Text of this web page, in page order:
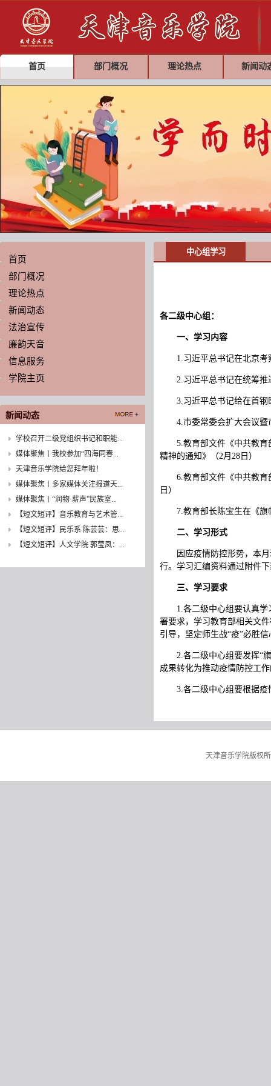
首页 部门概况 理论热点 新闻动
首页
部门概况
理论热点
新闻动态
法治宣传
廉韵天音
信息服务
学院主页
新闻动态
学校召开二级党组织书记和职能...
媒体聚焦丨我校参加“四海同春...
天津音乐学院给您拜年啦！
媒体聚焦丨多家媒体关注报道天...
媒体聚焦丨“润物·薪声”民族室...
【短文短评】音乐教育与艺术管...
【短文短评】民乐系 陈芸芸：思...
【短文短评】人文学院 郭莹凤：...
中心组学习
各二级中心组：
一、学习内容
1.习近平总书记在北京
2.习近平总书记在统筹
3.习近平总书记给在首
4.市委常委会扩大会议
5.教育部文件《中共教
精神的通知》（2月28日）
6.教育部文件《中共教
日）
7.教育部长陈宝生在《
二、学习形式
因应疫情防控形势，本
行。学习汇编资料通过附件
三、学习要求
1.各二级中心组要认真
署要求，学习教育部相关文
引导，坚定师生战“疫”必胜
2.各二级中心组要发挥“
成果转化为推动疫情防控工
3.各二级中心组要根据
天津音乐学院版权